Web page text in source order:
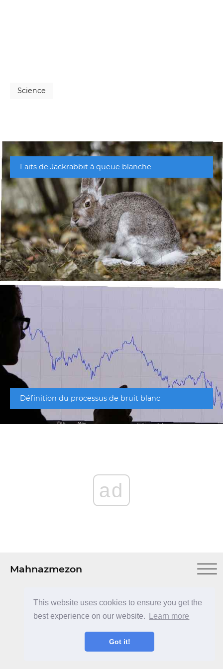
This website uses cookies to ensure you get the
best experience on our website.
Learn more
Got it!
Science
Faits de Jackrabbit à queue blanche
Définition du processus de bruit blanc
ad
Mahnazmezon
ad